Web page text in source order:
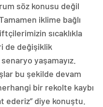
söz konusu değil
iklime bağlı
sıcaklıkla
de değişiklik
yaşamayız.
bu şekilde devam
bir rekolte kaybı
ederiz” diye konuştu.